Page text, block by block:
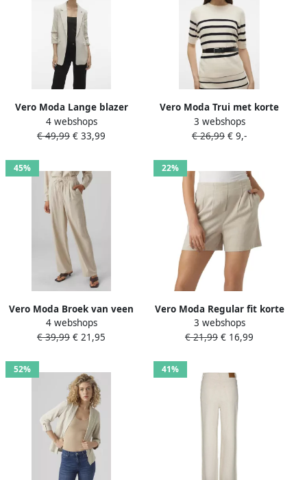
Vero Moda Lange blazer
VMFRIDA LS REGULAR
BLAZER NOOS zonder
4 webshops
€ 49,99 € 33,99
Vero Moda Trui met korte
mouwen VMSABA PLAIN
Feinstrickpullover in
onderhoudsvriendelijk
materiaalmix met viscose
(Damestrui ronde hals korte
mouw zomertrui)
3 webshops
€ 26,99 € 9,-
45%
Vero Moda Broek van veen
mix van viscose en linnen
met wijde pijpen en
4 webshops
€ 39,99 € 21,95
22%
Vero Moda Regular fit korte
broek van een mix van
viscose en linnen model
3 webshops
€ 21,99 € 16,99
52% 41%